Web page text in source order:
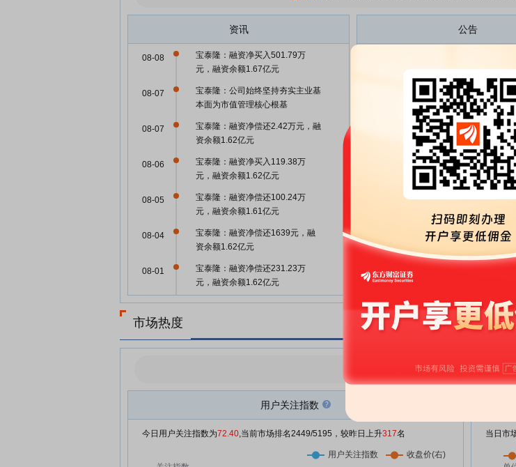
资讯
宝泰隆：融资净买入501.79万
元，融资余额1.67亿元
08-08
宝泰隆：公司始终坚持夯实主业基
本面为市值管理核心根基
08-07
宝泰隆：融资净偿还2.42万元，融
资余额1.62亿元
08-07
宝泰隆：融资净买入119.38万
元，融资余额1.62亿元
08-06
宝泰隆：融资净偿还100.24万
元，融资余额1.61亿元
08-05
宝泰隆：融资净偿还1639元，融
资余额1.62亿元
08-04
宝泰隆：融资净偿还231.23万
元，融资余额1.62亿元
08-01
宝泰隆：融资净偿还398.25万
宝泰隆：融资净买入492.77万
07-30
元，融资余额1.63亿元
宝泰隆7月28日快速上涨
宝泰隆：融资净买入29.91万元，
07-28
公告
司关于宝泰隆二矿收到建
合试运转备案回执的公告
宝泰隆:宝泰隆新材料股
司2026年半年度业绩预
宝泰隆:宝泰隆新材料股
司关于宝泰隆三矿收到建
合试运转备案回执的公告
宝泰隆:黑龙江大为律师
2025年年度股东会的法
宝泰隆:宝泰隆新材料股
司关于选举第七届董事
的公告
06-18
司2025年年度股东会决
宝泰隆:宝泰隆新材料股
06-18
宝泰隆:宝泰隆新材料股
司第七届董事会第一次
宝泰隆:宝泰隆新材料股
司2025年年度股东会会
宝泰隆:宝泰隆新材料股
06-11
市场热度
今日用户关注度有所上升，
当日市
用户关注指数
今日用户关注指数为72.40,当前市场排名2449/5195，较昨日上升317名